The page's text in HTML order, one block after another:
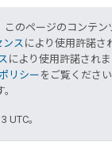
このページのコンテン
ンスにより使用許諾さ
により使用許諾されま
リシー をご覧くださ
UTC。